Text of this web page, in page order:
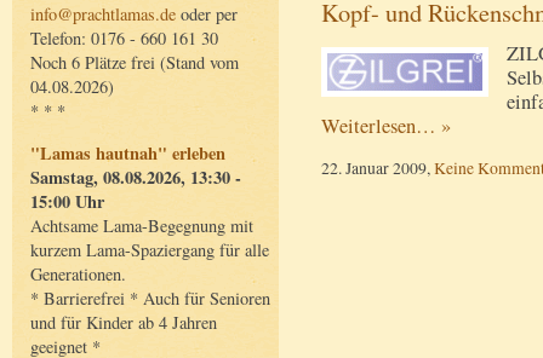
info@prachtlamas.de oder per
Telefon: 0176 - 660 161 30
Noch 6 Plätze frei (Stand vom
04.08.2026)
* * *
"Lamas hautnah" erleben
Samstag, 08.08.2026, 13:30 -
15:00 Uhr
Achtsame Lama-Begegnung mit
kurzem Lama-Spaziergang für alle
Generationen.
* Barrierefrei * Auch für Senioren
und für Kinder ab 4 Jahren
geeignet *
Kopf- und
Weiterlesen… »
22. Januar 2009,Keine